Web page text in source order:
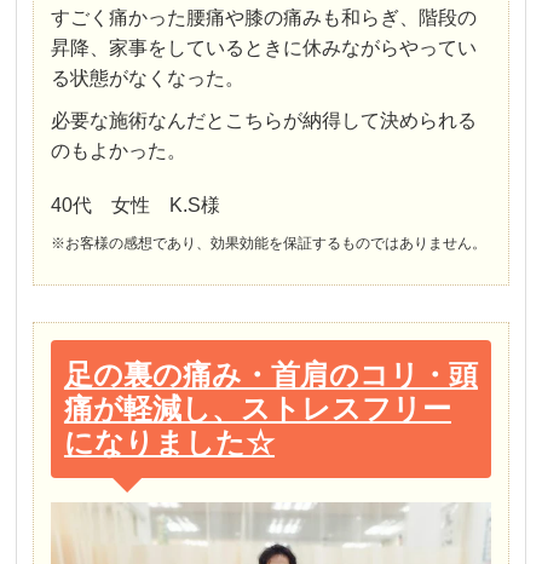
すごく痛かった腰痛や膝の痛みも和らぎ、階段の
昇降、家事をしているときに休みながらやってい
る状態がなくなった。
必要な施術なんだとこちらが納得して決められる
のもよかった。
40代 女性 K.S様
※お客様の感想であり、効果効能を保証するものではありません。
足の裏の痛み・首肩のコリ・頭
痛が軽減し、ストレスフリー
になりました☆